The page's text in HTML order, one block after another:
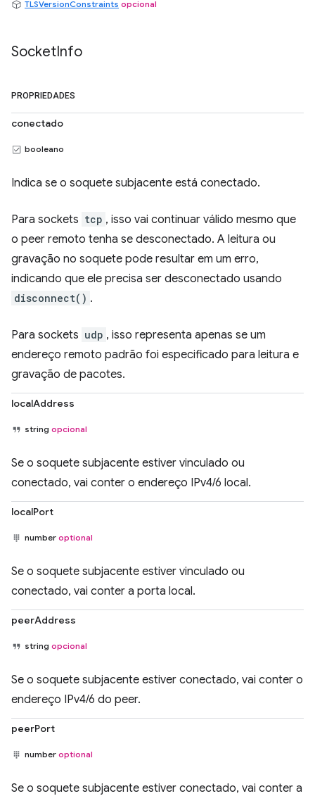
TLSVersionConstraints opcional
SocketInfo
PROPRIEDADES
conectado
booleano
Indica se o soquete subjacente está conectado.
Para sockets tcp , isso vai continuar válido mesmo que
o peer remoto tenha se desconectado. A leitura ou
gravação no soquete pode resultar em um erro,
indicando que ele precisa ser desconectado usando
disconnect() .
Para sockets udp , isso representa apenas se um
endereço remoto padrão foi especificado para leitura e
gravação de pacotes.
localAddress
string opcional
Se o soquete subjacente estiver vinculado ou
conectado, vai conter o endereço IPv4/6 local.
localPort
number optional
Se o soquete subjacente estiver vinculado ou
conectado, vai conter a porta local.
peerAddress
string opcional
Se o soquete subjacente estiver conectado, vai conter o
endereço IPv4/6 do peer.
peerPort
number optional
Se o soquete subjacente estiver conectado, vai conter a